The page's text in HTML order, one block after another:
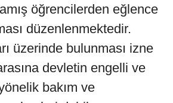
öğrencilerden eğlence
düzenlenmektedir.
üzerinde bulunması izne
devletin engelli ve
bakım ve